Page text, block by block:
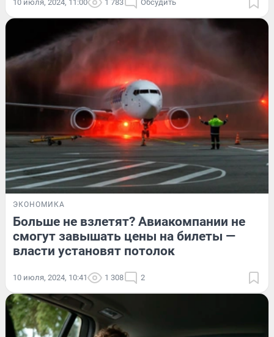
10 июля, 2024, 11:00 1 783 Обсудить
ЭКОНОМИКА
Больше не взлетят? Авиакомпании не
смогут завышать цены на билеты —
власти установят потолок
10 июля, 2024, 10:41 1 308 2